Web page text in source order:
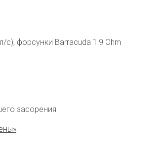
с), форсунки Barracuda 1.9 Ohm
засорения.